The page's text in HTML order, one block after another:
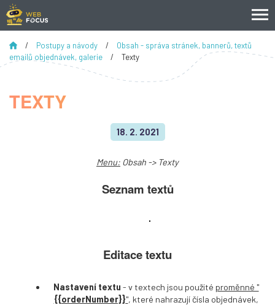
TEXTY
/ Postupy a návody /
Obsah - správa stránek, bannerů, textů
emailů objednávek, galerie
/ Texty
18. 2. 2021
Menu: Obsah -> Texty
Seznam textů
Editace textu
Nastavení textu - v textech jsou použité proměnné "
{{orderNumber}}", které nahrazují čísla objednávek,